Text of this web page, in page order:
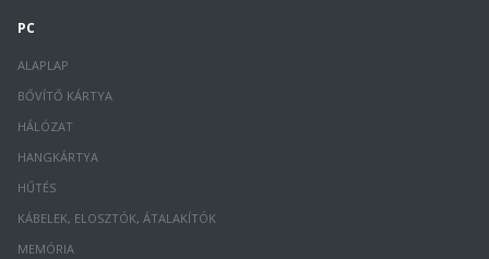
PC
ALAPLAP
BŐVÍTŐ KÁRTYA
HÁLÓZAT
HANGKÁRTYA
HŰTÉS
KÁBELEK, ELOSZTÓK, ÁTALAKÍTÓK
MEMÓRIA